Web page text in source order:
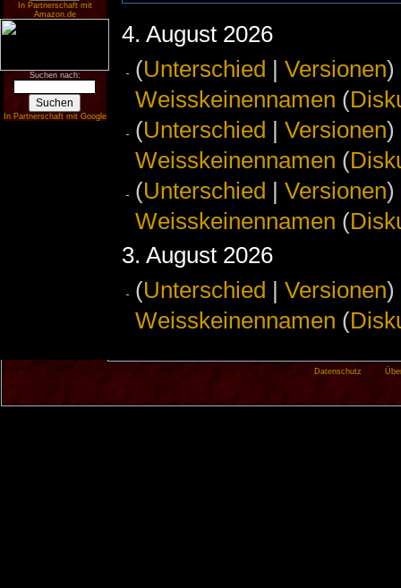
In Partnerschaft mit
Amazon.de
Suchen nach:
In Partnerschaft mit Google
4. August 2026
(Unterschied | Versionen)
Weisskeinennamen (
(Unterschied | Versionen)
Weisskeinennamen (
(Unterschied | Versionen)
Weisskeinennamen (
3. August 2026
(Unterschied | Versionen)
Weisskeinennamen (
Datenschutz